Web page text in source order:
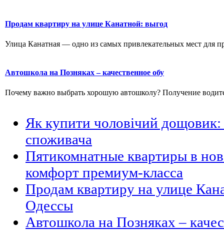
Продам квартиру на улице Канатной: выгод
Улица Канатная — одно из самых привлекательных мест для
Автошкола на Позняках – качественное обу
Почему важно выбрать хорошую автошколу? Получение
Як купити чоловічий дощовик:
споживача
Пятикомнатные квартиры в
комфорт премиум-класса
Продам квартиру на улице
Одессы
Автошкола на Позняках –